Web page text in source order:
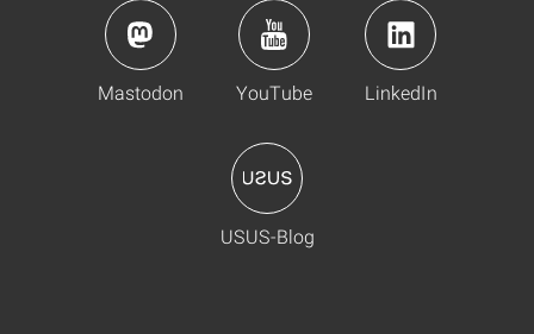
Mastodon YouTube LinkedIn
USUS-Blog